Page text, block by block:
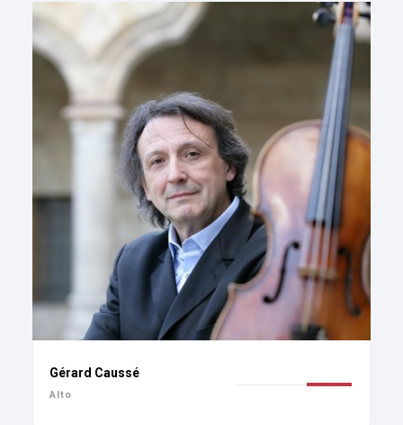
Gérard Caussé
Alto